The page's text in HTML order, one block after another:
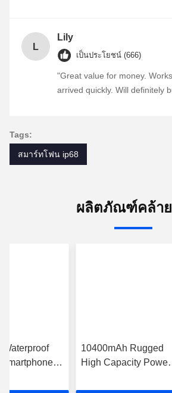
L
Lily
เป็นประโยชน์ (666)
"Great value for money.
arrived quickly. Will definitely
Tags:
สมาร์ทโฟน ip68
ผลิตภัณฑ์คล้า
wih WCDMA
10400mAh Rugged
High Capacity Power
USB 5V 2.1A